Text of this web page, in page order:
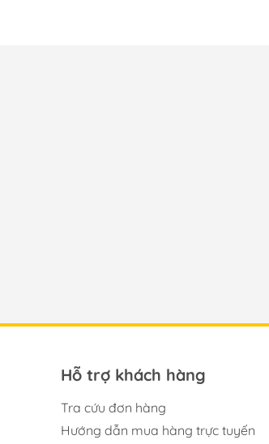
Hỗ trợ khách hàng
Tra cứu đơn hàng
Hướng dẫn mua hàng trực tuyến